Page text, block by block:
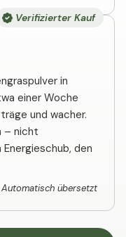
Verifizierter Kauf
in
einer Woche
und wacher.
– nicht
den
Automatisch übersetzt